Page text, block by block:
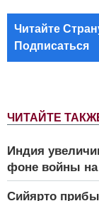
ЧИТАЙТЕ
Индия
фоне войны
Сийярто
Читайте
Подписаться